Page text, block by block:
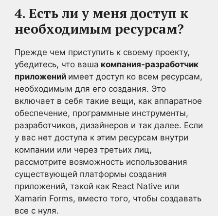
4. Есть ли у меня доступ к
необходимым ресурсам?
Прежде чем приступить к своему проекту,
убедитесь, что ваша компания-разработчик
приложений имеет доступ ко всем ресурсам,
необходимым для его создания. Это
включает в себя такие вещи, как аппаратное
обеспечение, программные инструменты,
разработчиков, дизайнеров и так далее. Если
у вас нет доступа к этим ресурсам внутри
компании или через третьих лиц,
рассмотрите возможность использования
существующей платформы создания
приложений, такой как React Native или
Xamarin Forms, вместо того, чтобы создавать
все с нуля.